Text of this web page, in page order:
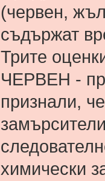
(червен,
съдържат
Трите
ЧЕРВЕН -
признали,
химически